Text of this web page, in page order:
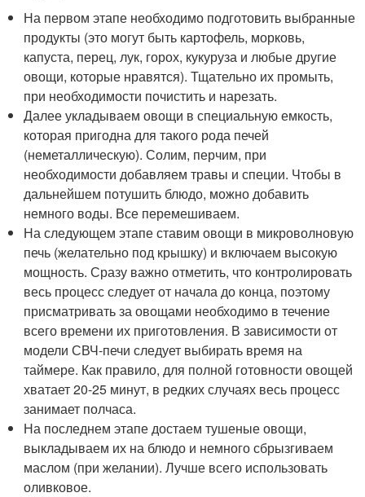
На первом этапе необходимо подготовить выбранные
продукты (это могут быть картофель, морковь,
капуста, перец, лук, горох, кукуруза и любые другие
овощи, которые нравятся). Тщательно их промыть,
при необходимости почистить и нарезать.
Далее укладываем овощи в специальную емкость,
которая пригодна для такого рода печей
(неметаллическую). Солим, перчим, при
необходимости добавляем травы и специи. Чтобы в
дальнейшем потушить блюдо, можно добавить
немного воды. Все перемешиваем.
На следующем этапе ставим овощи в микроволновую
печь (желательно под крышку) и включаем высокую
мощность. Сразу важно отметить, что контролировать
весь процесс следует от начала до конца, поэтому
присматривать за овощами необходимо в течение
всего времени их приготовления. В зависимости от
модели СВЧ-печи следует выбирать время на
таймере. Как правило, для полной готовности овощей
хватает 20-25 минут, в редких случаях весь процесс
занимает полчаса.
На последнем этапе достаем тушеные овощи,
выкладываем их на блюдо и немного сбрызгиваем
маслом (при желании). Лучше всего использовать
оливковое.